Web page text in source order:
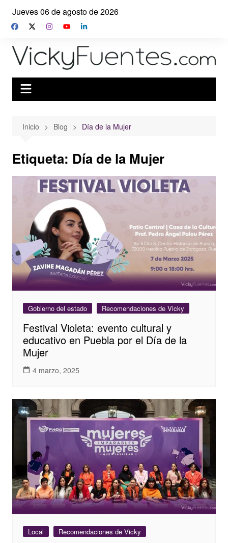
Saltar
contenido
Jueves 06 de agosto de 2026
Inicio Blog Día de la Mujer
Etiqueta: Día de la Mujer
Gobierno del estado Recomendaciones de Vicky
Festival Violeta: evento cultural y
educativo en Puebla por el Día de la
Mujer
4 marzo, 2025
Local Recomendaciones de Vicky